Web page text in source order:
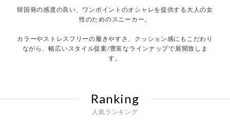
韓国発の感度の良い、ワンポイントのオシャレを提供する大人の女
性のためのスニーカー。
カラーやストレスフリーの履きやすさ、クッション感にもこだわり
ながら、幅広いスタイル提案/豊富なラインナップで展開致しま
す。
Ranking
人気ランキング